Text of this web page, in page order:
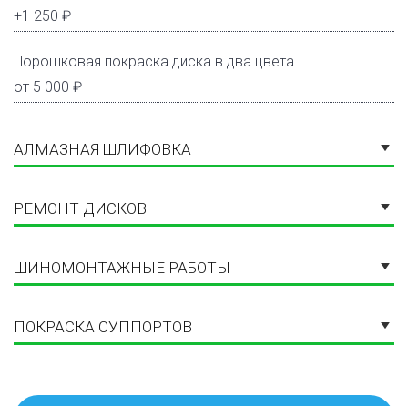
+1 250 ₽
Порошковая покраска диска в два цвета
от 5 000 ₽
АЛМАЗНАЯ ШЛИФОВКА
РЕМОНТ ДИСКОВ
ШИНОМОНТАЖНЫЕ РАБОТЫ
ПОКРАСКА СУППОРТОВ